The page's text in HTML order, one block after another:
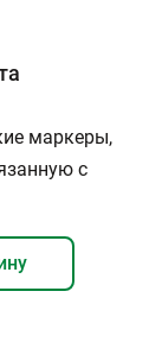
маркеры,
с